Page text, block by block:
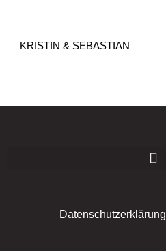
KRISTIN & SEBASTIAN
Datenschutzerklärung